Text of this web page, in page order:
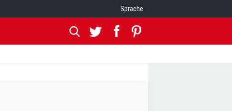
Sprache